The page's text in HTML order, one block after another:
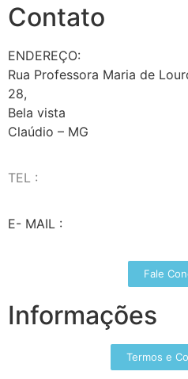
Contato
ENDEREÇO:
Rua Professora Maria de
28,
Bela vista
Claúdio – MG
TEL :
E- MAIL :
Fale
Informações
Termos e